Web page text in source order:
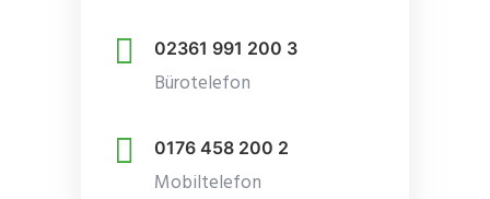
02361 991 200 3
Bürotelefon
0176 458 200 2
Mobiltelefon